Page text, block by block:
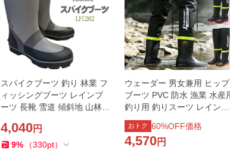
スパイクブーツ 釣り 林業 フ
ィッシングブーツ レインブ
ーツ 長靴 雪道 傾斜地 山林
4,040円
9% （330pt）
ウェーダー 男女兼用 ヒップ
ブーツ PVC 防水 漁業 水産用
釣り用 釣りスーツ レインブ
ーツ ウエーダーブーツ 防水
服 田植え漁師 除雪作業
おトク 60%OFF価格
4,570円